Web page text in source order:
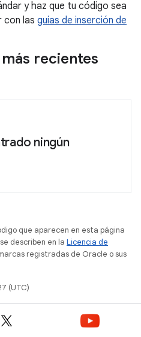
y haz que tu código sea
con las guías de inserción de
recientes
ningún
que aparecen en esta página
describen en la Licencia de
registradas de Oracle o sus
(UTC)